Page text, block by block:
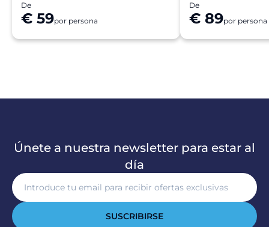
De
€ 59por persona
De
€ 89por persona
Únete a nuestra newsletter para estar al
día
SUSCRIBIRSE